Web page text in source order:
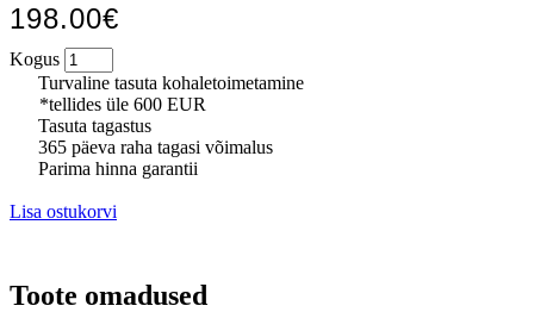
198.00€
Kogus
Turvaline tasuta kohaletoimetamine
*tellides üle 600 EUR
Tasuta tagastus
365 päeva raha tagasi võimalus
Parima hinna garantii
Lisa ostukorvi
Toote omadused